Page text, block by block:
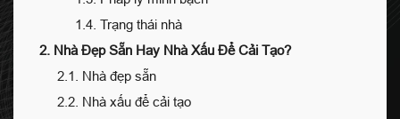
1.4. Trạng thái nhà
2. Nhà Đẹp Sẵn Hay Nhà Xấu Để Cải Tạo?
2.1. Nhà đẹp sẵn
2.2. Nhà xấu để cải tạo